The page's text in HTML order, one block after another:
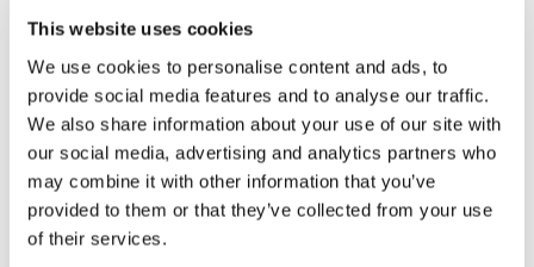
This website uses cookies
We use cookies to personalise content and ads, to
provide social media features and to analyse our traffic.
We also share information about your use of our site with
our social media, advertising and analytics partners who
may combine it with other information that you’ve
provided to them or that they’ve collected from your use
of their services.